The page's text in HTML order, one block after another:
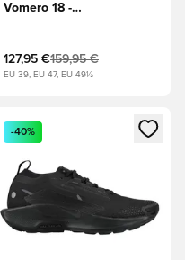
Vomero 18 -
(Rosso)/Nero
127,95 €159,95 €
EU 39, EU 47, EU 49½
o registrarsi come
Apre una finestra modale
-40%